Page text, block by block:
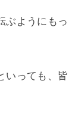
ぶようにもっ
いっても、皆